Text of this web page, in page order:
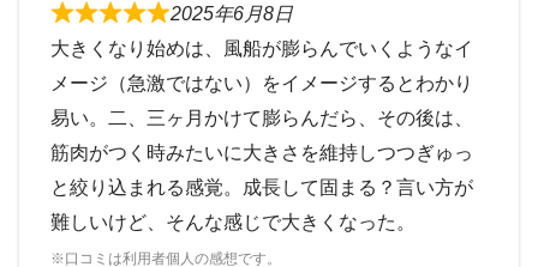
2025年6月8日
大きくなり始めは、風船が膨らんでいくようなイ
メージ（急激ではない）をイメージするとわかり
易い。二、三ヶ月かけて膨らんだら、その後は、
筋肉がつく時みたいに大きさを維持しつつぎゅっ
と絞り込まれる感覚。成長して固まる？言い方が
難しいけど、そんな感じで大きくなった。